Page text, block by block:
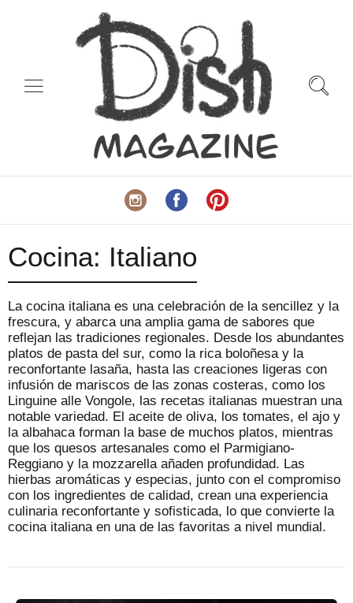
Cocina: Italiano
La cocina italiana es una celebración de la sencillez y la
frescura, y abarca una amplia gama de sabores que
reflejan las tradiciones regionales. Desde los abundantes
platos de pasta del sur, como la rica boloñesa y la
reconfortante lasaña, hasta las creaciones ligeras con
infusión de mariscos de las zonas costeras, como los
Linguine alle Vongole, las recetas italianas muestran una
notable variedad. El aceite de oliva, los tomates, el ajo y
la albahaca forman la base de muchos platos, mientras
que los quesos artesanales como el Parmigiano-
Reggiano y la mozzarella añaden profundidad. Las
hierbas aromáticas y especias, junto con el compromiso
con los ingredientes de calidad, crean una experiencia
culinaria reconfortante y sofisticada, lo que convierte la
cocina italiana en una de las favoritas a nivel mundial.